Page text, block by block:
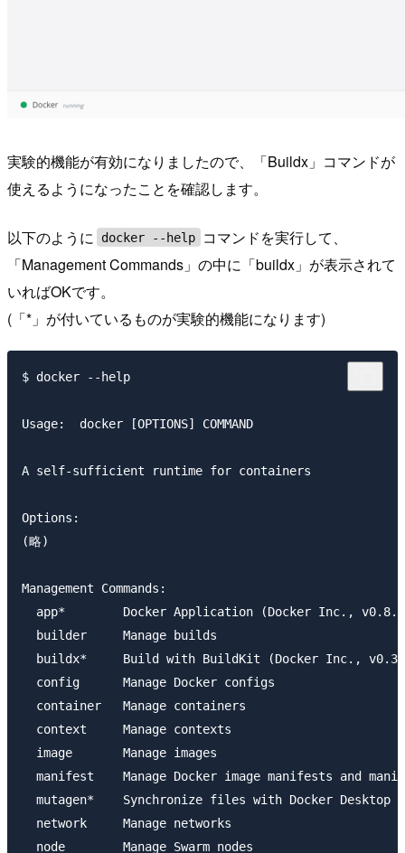
実験的機能が有効になりましたので、「Buildx」コマンドが
使えるようになったことを確認します。
以下のように docker --help
コマンドを実行して、
「Management Commands」の中に「buildx」が表示されて
いればOKです。
(「*」が付いているものが実験的機能になります)
$ docker --help
Usage:  docker [OPTIONS] COMMAND
A self-sufficient runtime for containers
Options:
(略)
Management Commands:
app*        Docker Application (Docker Inc.,
  builder     Manage builds
buildx*     Build with BuildKit (Docker Inc.,
  config      Manage Docker configs
  container   Manage containers
  context     Manage contexts
  image       Manage images
manifest    Manage Docker image manifests and
mutagen*    Synchronize files with Docker Desktop
  network     Manage networks
  node        Manage Swarm nodes